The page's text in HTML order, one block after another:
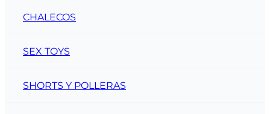
CHALECOS
SEX TOYS
SHORTS Y POLLERAS